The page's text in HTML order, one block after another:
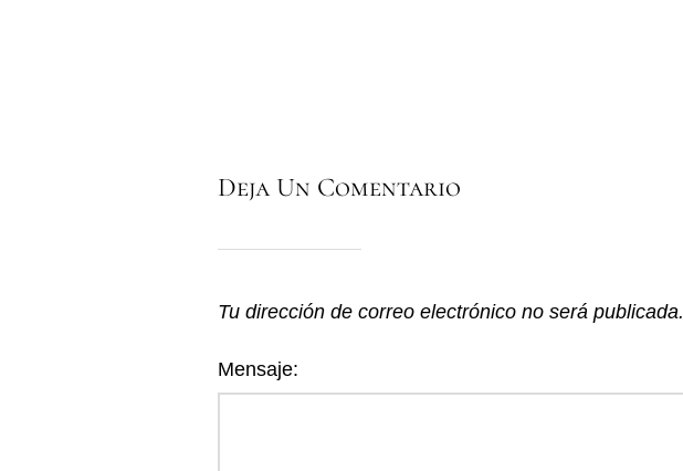
Deja Un Comentario
Tu dirección de correo electrónico no será publicada.
Mensaje: